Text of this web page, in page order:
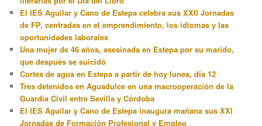
El IES Aguilar y Cano de Estepa celebra sus XXII Jornadas
de FP, centradas en el emprendimiento, los idiomas y las
oportunidades laborales
Una mujer de 46 años, asesinada en Estepa por su marido,
que después se suicidó
Cortes de agua en Estepa a partir de hoy lunes, día 12
Tres detenidos en Aguadulce en una macrooperación de la
Guardia Civil entre Sevilla y Córdoba
El IES Aguilar y Cano de Estepa inaugura mañana sus XXI
Jornadas de Formación Profesional y Empleo